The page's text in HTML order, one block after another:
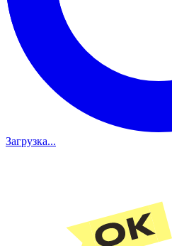
Загрузка...